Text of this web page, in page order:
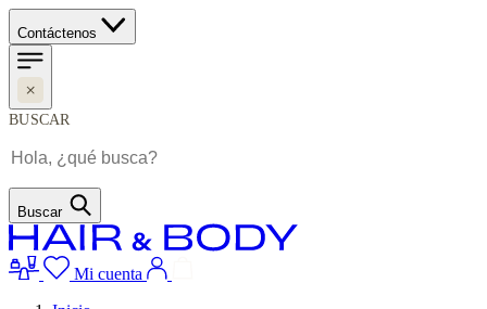
Contáctenos
BUSCAR
Buscar
Mi cuenta